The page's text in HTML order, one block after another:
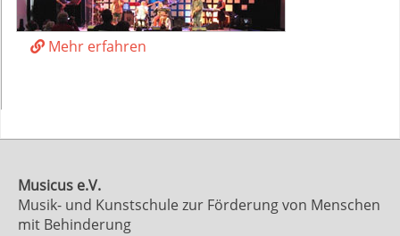
Mehr erfahren
Musicus e.V.
Musik- und Kunstschule zur Förderung von Menschen
mit Behinderung